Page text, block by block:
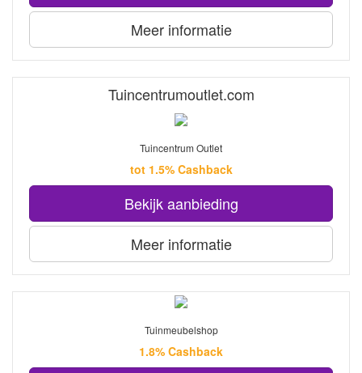
Meer informatie
Tuincentrumoutlet.com
Tuincentrum Outlet
tot 1.5% Cashback
Bekijk aanbieding
Meer informatie
Tuinmeubelshop
1.8% Cashback